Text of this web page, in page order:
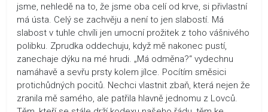
jsme, nehledě na to, že jsme oba celí od krve, si přivlastní
má ústa. Celý se zachvěju a není to jen slabostí. Má
slabost v tuhle chvíli jen umocní prožitek z toho vášnivého
polibku. Zprudka oddechuju, když mě nakonec pustí,
zanechaje dýku na mé hrudi. „Má odměna?“ vydechnu
namáhavě a sevřu prsty kolem jílce. Pocítím směsici
protichůdných pocitů. Nechci vlastnit zbaň, která nejen že
zranila mě samého, ale patřila hlavně jednomu z Lovců.